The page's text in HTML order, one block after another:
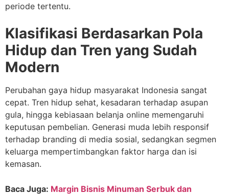
periode tertentu.
Klasifikasi Berdasarkan Pola
Hidup dan Tren yang Sudah
Modern
Perubahan gaya hidup masyarakat Indonesia sangat
cepat. Tren hidup sehat, kesadaran terhadap asupan
gula, hingga kebiasaan belanja online memengaruhi
keputusan pembelian. Generasi muda lebih responsif
terhadap branding di media sosial, sedangkan segmen
keluarga mempertimbangkan faktor harga dan isi
kemasan.
Baca Juga: Margin Bisnis Minuman Serbuk dan